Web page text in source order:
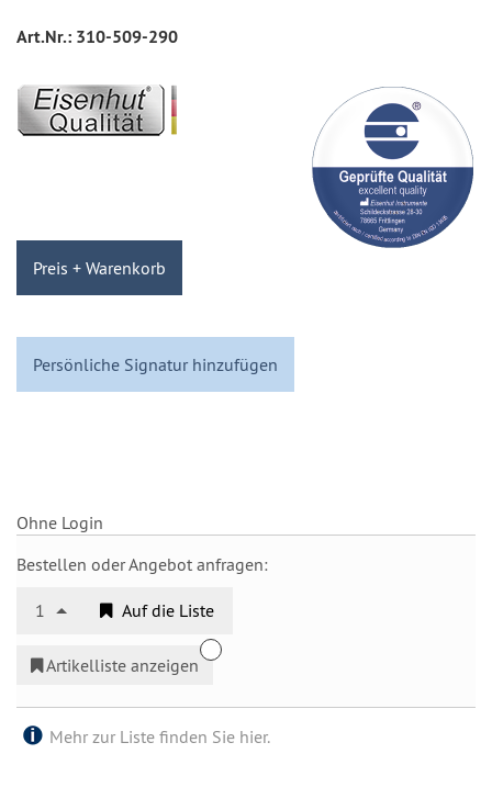
Art.Nr.: 310-509-290
Preis + Warenkorb
Persönliche Signatur hinzufügen
Ohne Login
Bestellen oder Angebot anfragen:
1 Auf die Liste
Artikelliste anzeigen
Mehr zur Liste finden Sie hier.